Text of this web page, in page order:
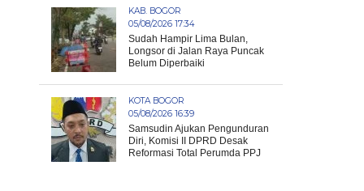
KAB. BOGOR
05/08/2026 17:34
Sudah Hampir Lima Bulan,
Longsor di Jalan Raya Puncak
Belum Diperbaiki
KOTA BOGOR
05/08/2026 16:39
Samsudin Ajukan Pengunduran
Diri, Komisi II DPRD Desak
Reformasi Total Perumda PPJ